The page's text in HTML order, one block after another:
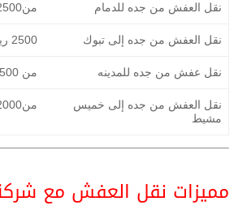
نقل العفش من جده للدمام من2500/الي 3000﷼
نقل العفش من جده إلى تبوك 2500 ريال
نقل عفش من جده للمدينه من 1500 الى 2000 ريال
نقل العفش من جده إلى خميس
مشيط
من2000﷼الي2500﷼
مميزات نقل العفش مع